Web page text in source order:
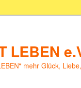
LEBEN
mehr Glück,